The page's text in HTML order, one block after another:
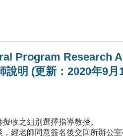
Program Research
說明 (更新：2020年9月
收之組別選擇指導教授。
經老師同意簽名後交回所辦公室